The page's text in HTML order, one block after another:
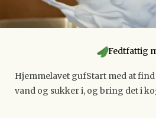
Fedtfattig
Hjemmelavet gufStart med at
vand og sukker i, og bring det i